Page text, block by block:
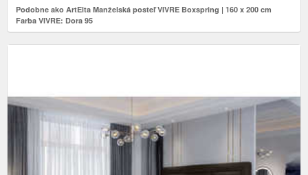
Podobne ako ArtElta Manželská posteľ VIVRE Boxspring | 160 x 200 cm
Farba VIVRE: Dora 95